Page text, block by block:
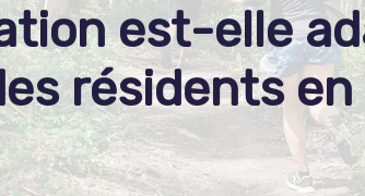
est-elle
résidents en